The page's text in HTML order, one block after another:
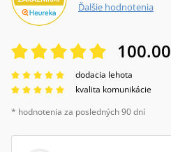
Ďalšie hodnotenia
100.00
dodacia lehota
kvalita komunikácie
* hodnotenia za posledných 90 dní